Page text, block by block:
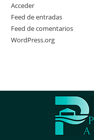
Acceder
Feed de entradas
Feed de comentarios
WordPress.org